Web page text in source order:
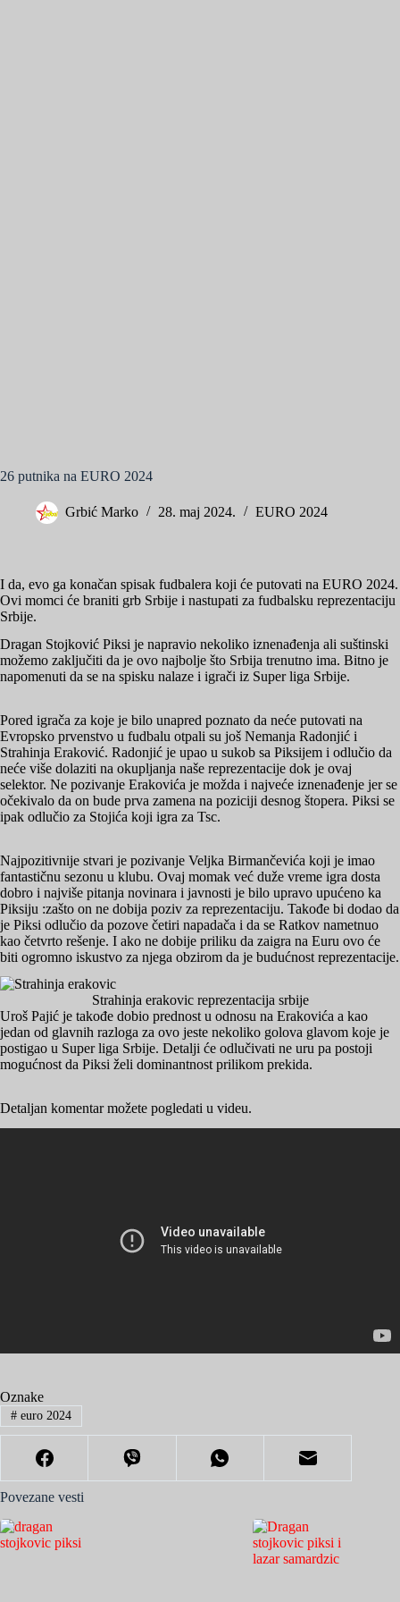
26 putnika na EURO 2024
Grbić Marko 28. maj 2024. EURO 2024
I da, evo ga konačan spisak fudbalera koji će putovati na EURO 2024.
Ovi momci će braniti grb Srbije i nastupati za fudbalsku reprezentaciju
Srbije.
Dragan Stojković Piksi je napravio nekoliko iznenađenja ali suštinski
možemo zaključiti da je ovo najbolje što Srbija trenutno ima. Bitno je
napomenuti da se na spisku nalaze i igrači iz Super liga Srbije.
Pored igrača za koje je bilo unapred poznato da neće putovati na
Evropsko prvenstvo u fudbalu otpali su još Nemanja Radonjić i
Strahinja Eraković. Radonjić je upao u sukob sa Piksijem i odlučio da
neće više dolaziti na okupljanja naše reprezentacije dok je ovaj
selektor. Ne pozivanje Erakovića je možda i najveće iznenađenje jer se
očekivalo da on bude prva zamena na poziciji desnog štopera. Piksi se
ipak odlučio za Stojića koji igra za Tsc.
Najpozitivnije stvari je pozivanje Veljka Birmančevića koji je imao
fantastičnu sezonu u klubu. Ovaj momak već duže vreme igra dosta
dobro i najviše pitanja novinara i javnosti je bilo upravo upućeno ka
Piksiju :zašto on ne dobija poziv za reprezentaciju. Takođe bi dodao da
je Piksi odlučio da pozove četiri napadača i da se Ratkov nametnuo
kao četvrto rešenje. I ako ne dobije priliku da zaigra na Euru ovo će
biti ogromno iskustvo za njega obzirom da je budućnost reprezentacije.
Strahinja erakovic reprezentacija srbije
Uroš Pajić je takođe dobio prednost u odnosu na Erakovića a kao
jedan od glavnih razloga za ovo jeste nekoliko golova glavom koje je
postigao u Super liga Srbije. Detalji će odlučivati ne uru pa postoji
mogućnost da Piksi želi dominantnost prilikom prekida.
Detaljan komentar možete pogledati u videu.
Oznake
#euro 2024
Povezane vesti